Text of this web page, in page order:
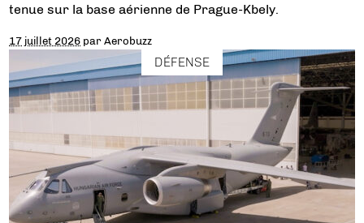
tenue sur la base aérienne de Prague-Kbely.
17 juillet 2026 parAerobuzz
DÉFENSE